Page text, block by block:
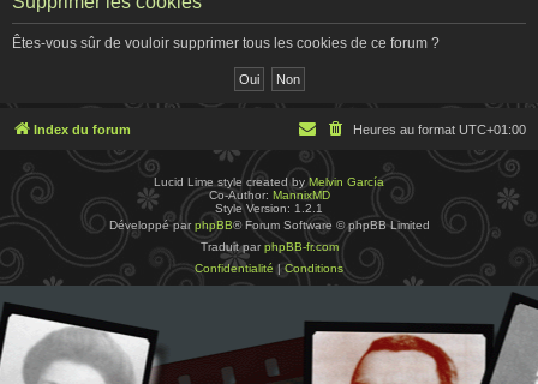
Êtes-vous sûr de vouloir supprimer tous les cookies de ce forum ?
Index du forum Heures au format UTC+01:00
Lucid Lime style created byMelvin García
Co-Author: MannixMD
Style Version: 1.2.1
Développé par phpBB® Forum Software © phpBB Limited
Traduit par phpBB-fr.com
Confidentialité | Conditions